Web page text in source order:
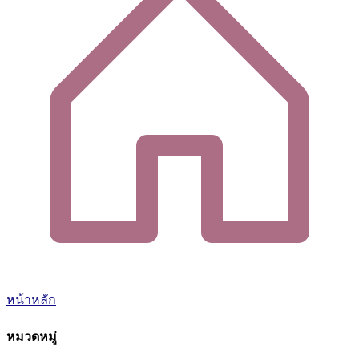
หน้าหลัก
หมวดหมู่